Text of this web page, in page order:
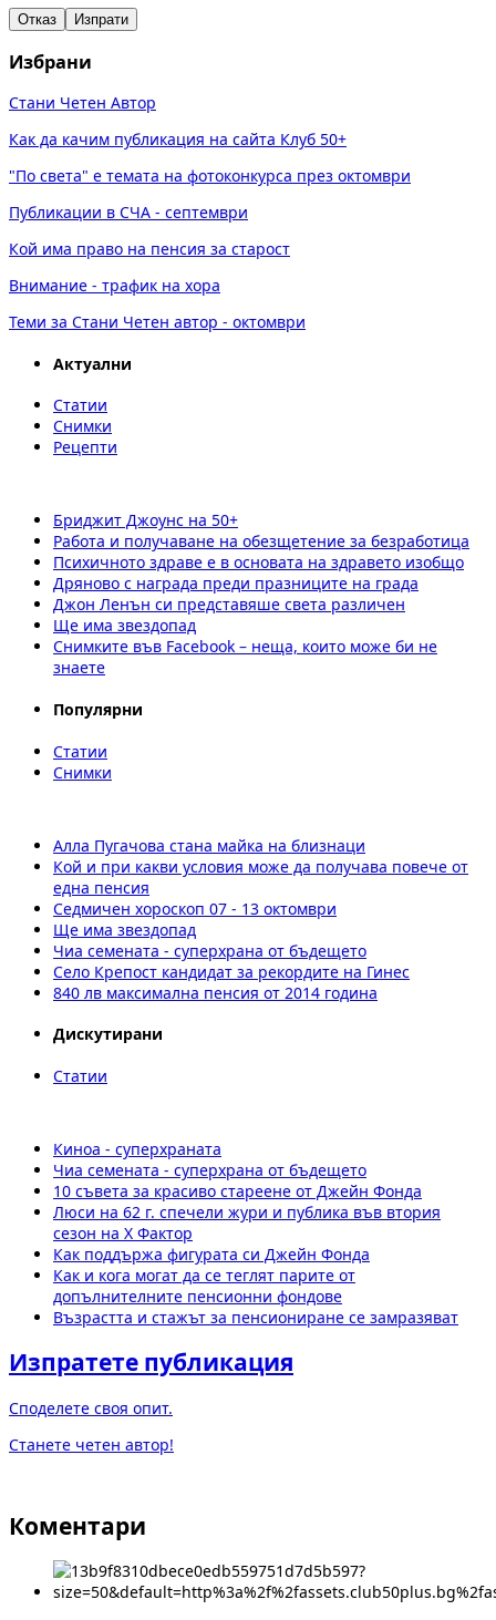
Отказ Изпрати
Избрани
Стани Четен Автор
Как да качим публикация на сайта Клуб 50+
"По света" е темата на фотоконкурса през октомври
Публикации в СЧА - септември
Кой има право на пенсия за старост
Внимание - трафик на хора
Теми за Стани Четен автор - октомври
Актуални
Статии
Снимки
Рецепти
Бриджит Джоунс на 50+
Работа и получаване на обезщетение за безработица
Психичното здраве е в основата на здравето изобщо
Дряново с награда преди празниците на града
Джон Ленън си представяше света различен
Ще има звездопад
Снимките във Facebook – неща, които може би не
знаете
Популярни
Статии
Снимки
Алла Пугачова стана майка на близнаци
Кой и при какви условия може да получава повече от
една пенсия
Седмичен хороскоп 07 - 13 октомври
Ще има звездопад
Чиа семената - суперхрана от бъдещето
Село Крепост кандидат за рекордите на Гинес
840 лв максимална пенсия от 2014 година
Дискутирани
Статии
Киноа - суперхраната
Чиа семената - суперхрана от бъдещето
10 съвета за красиво стареене от Джейн Фонда
Люси на 62 г. спечели жури и публика във втория
сезон на X Фактор
Как поддържа фигурата си Джейн Фонда
Как и кога могат да се теглят парите от
допълнителните пенсионни фондове
Възрастта и стажът за пенсиониране се замразяват
Изпратете публикация
Споделете своя опит.
Станете четен автор!
Коментари